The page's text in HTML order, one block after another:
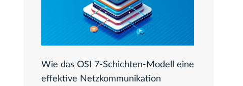
Wie das OSI 7-Schichten-Modell eine
effektive Netzkommunikation